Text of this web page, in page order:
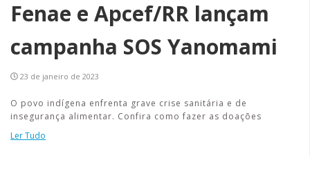
Fenae e Apcef/RR lançam
campanha SOS Yanomami
23 de janeiro de 2023
O povo indígena enfrenta grave crise sanitária e de
insegurança alimentar. Confira como fazer as doações
Ler Tudo